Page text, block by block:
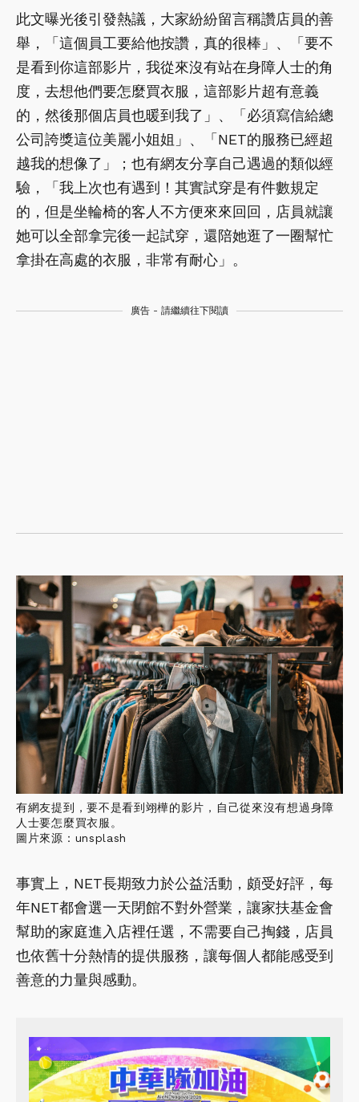
此文曝光後引發熱議，大家紛紛留言稱讚店員的善
舉，「這個員工要給他按讚，真的很棒」、「要不
是看到你這部影片，我從來沒有站在身障人士的角
度，去想他們要怎麼買衣服，這部影片超有意義
的，然後那個店員也暖到我了」、「必須寫信給總
公司誇獎這位美麗小姐姐」、「NET的服務已經超
越我的想像了」；也有網友分享自己遇過的類似經
驗，「我上次也有遇到！其實試穿是有件數規定
的，但是坐輪椅的客人不方便來來回回，店員就讓
她可以全部拿完後一起試穿，還陪她逛了一圈幫忙
拿掛在高處的衣服，非常有耐心」。
廣告 - 請繼續往下閱讀
有網友提到，要不是看到翊樺的影片，自己從來沒有想過身障
人士要怎麼買衣服。
圖片來源：unsplash
事實上，NET長期致力於公益活動，頗受好評，每
年NET都會選一天閉館不對外營業，讓家扶基金會
幫助的家庭進入店裡任選，不需要自己掏錢，店員
也依舊十分熱情的提供服務，讓每個人都能感受到
善意的力量與感動。